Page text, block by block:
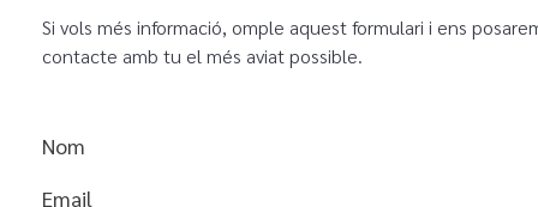
Si vols més informació, omple aquest formulari i ens
contacte amb tu el més aviat possible.
Nom
Email